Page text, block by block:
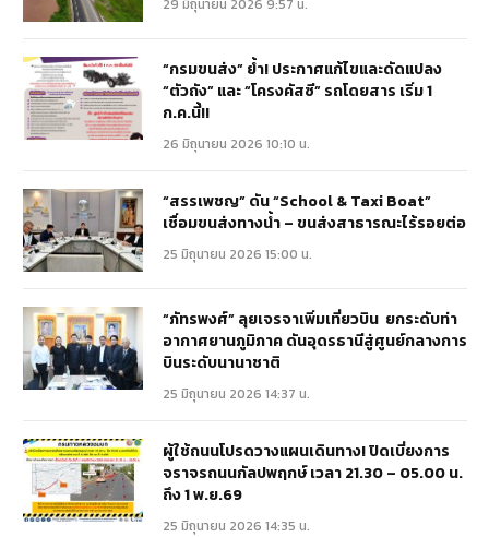
“กรมขนส่ง” ย้ำ! ประกาศแก้ไขและดัดแปลง
“ตัวถัง” และ “โครงคัสซี” รถโดยสาร เริ่ม 1
ก.ค.นี้!!
26 มิถุนายน 2026 10:10 น.
“สรรเพชญ” ดัน “School & Taxi Boat”
เชื่อมขนส่งทางน้ำ – ขนส่งสาธารณะไร้รอยต่อ
25 มิถุนายน 2026 15:00 น.
“ภัทรพงศ์” ลุยเจรจาเพิ่มเที่ยวบิน ยกระดับท่า
อากาศยานภูมิภาค ดันอุดรธานีสู่ศูนย์กลางการ
บินระดับนานาชาติ
25 มิถุนายน 2026 14:37 น.
ผู้ใช้ถนนโปรดวางแผนเดินทาง! ปิดเบี่ยงการ
จราจรถนนกัลปพฤกษ์ เวลา 21.30 – 05.00 น.
ถึง 1 พ.ย.69
25 มิถุนายน 2026 14:35 น.